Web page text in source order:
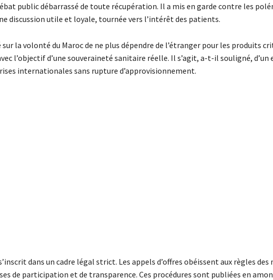
public débarrassé de toute récupération. Il a mis en garde contre les
discussion utile et loyale, tournée vers l’intérêt des patients.
la volonté du Maroc de ne plus dépendre de l’étranger pour les produits
l’objectif d’une souveraineté sanitaire réelle. Il s’agit, a-t-il souligné, d’un
internationales sans rupture d’approvisionnement.
dans un cadre légal strict. Les appels d’offres obéissent aux règles des
de participation et de transparence. Ces procédures sont publiées en